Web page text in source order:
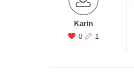
Karin
0 1